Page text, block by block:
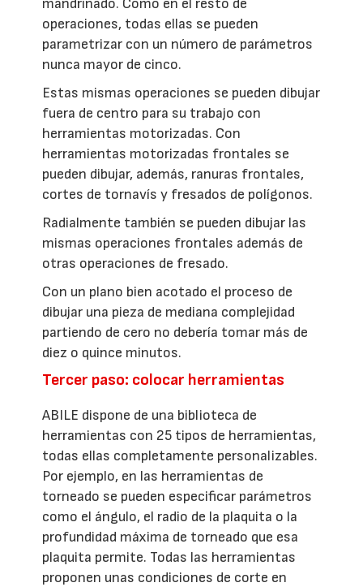
mandrinado. Como en el resto de
operaciones, todas ellas se pueden
parametrizar con un número de parámetros
nunca mayor de cinco.
Estas mismas operaciones se pueden dibujar
fuera de centro para su trabajo con
herramientas motorizadas. Con
herramientas motorizadas frontales se
pueden dibujar, además, ranuras frontales,
cortes de tornavís y fresados de polígonos.
Radialmente también se pueden dibujar las
mismas operaciones frontales además de
otras operaciones de fresado.
Con un plano bien acotado el proceso de
dibujar una pieza de mediana complejidad
partiendo de cero no debería tomar más de
diez o quince minutos.
Tercer paso: colocar herramientas
ABILE dispone de una biblioteca de
herramientas con 25 tipos de herramientas,
todas ellas completamente personalizables.
Por ejemplo, en las herramientas de
torneado se pueden especificar parámetros
como el ángulo, el radio de la plaquita o la
profundidad máxima de torneado que esa
plaquita permite. Todas las herramientas
proponen unas condiciones de corte en